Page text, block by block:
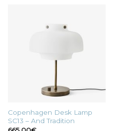
Copenhagen Desk Lamp
SC13 – And Tradition